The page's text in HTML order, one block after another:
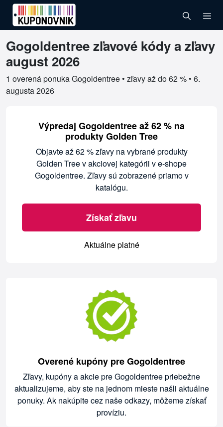
Gogoldentree zľavové kódy a zľavy
august 2026
1 overená ponuka Gogoldentree • zľavy až do 62 % • 6.
augusta 2026
Overené kupóny pre Gogoldentree
Výpredaj Gogoldentree až 62 % na
produkty Golden Tree
Objavte až 62 % zľavy na vybrané produkty
Golden Tree v akciovej kategórii v e-shope
Gogoldentree. Zľavy sú zobrazené priamo v
katalógu.
Získať zľavu
Aktuálne platné
Overené kupóny pre Gogoldentree
Zľavy, kupóny a akcie pre Gogoldentree priebežne
aktualizujeme, aby ste na jednom mieste našli aktuálne
ponuky. Ak nakúpite cez naše odkazy, môžeme získať
províziu.